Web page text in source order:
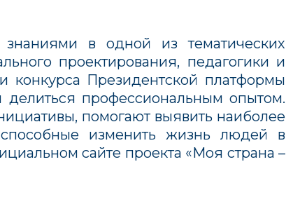
в одной из тематических
проектирования, педагогики и
Президентской платформы
делиться профессиональным опытом.
помогают выявить наиболее
изменить жизнь людей в
сайте проекта «Моя страна –